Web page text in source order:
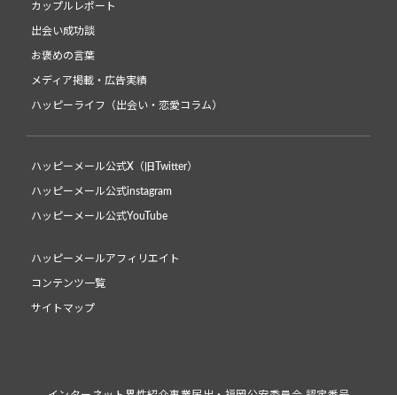
カップルレポート
出会い成功談
お褒めの言葉
メディア掲載・広告実績
ハッピーライフ（出会い・恋愛コラム）
ハッピーメール公式X（旧Twitter）
ハッピーメール公式instagram
ハッピーメール公式YouTube
ハッピーメールアフィリエイト
コンテンツ一覧
サイトマップ